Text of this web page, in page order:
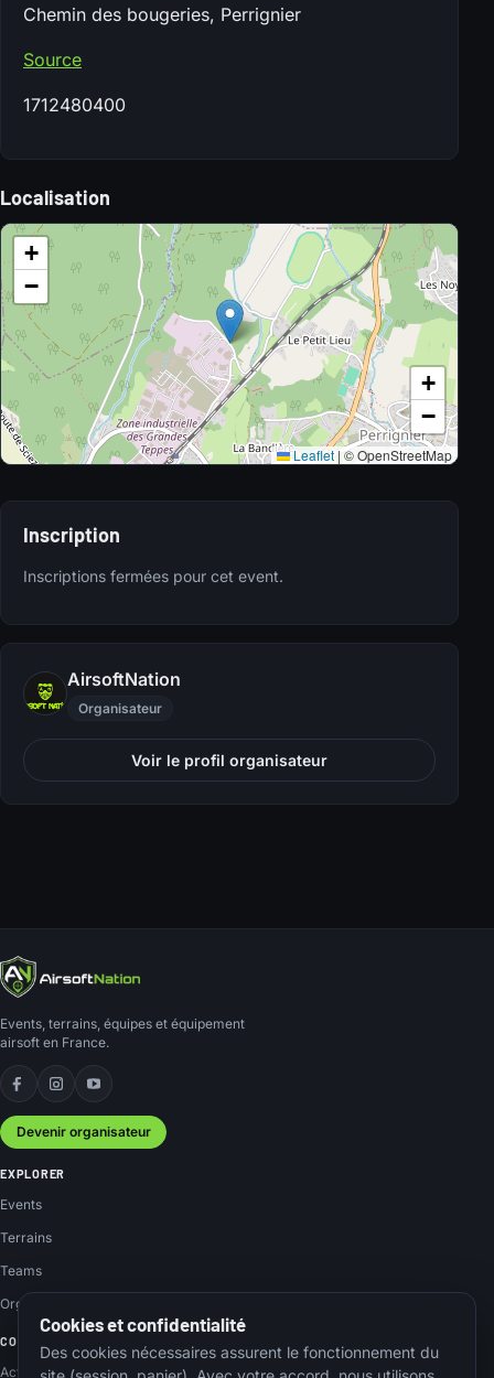
Chemin des bougeries, Perrignier
Source
1712480400
Localisation
+
−
+
−
Leaflet | © OpenStreetMap
Inscription
Inscriptions fermées pour cet event.
AirsoftNation
Organisateur
Voir le profil organisateur
Events, terrains, équipes et équipement
airsoft en France.
Facebook
Instagram
YouTube
Devenir organisateur
EXPLORER
Events
Terrains
Teams
Organisateurs
COMMUNAUTÉ
Actus
Cookies et confidentialité
Des cookies nécessaires assurent le fonctionnement du